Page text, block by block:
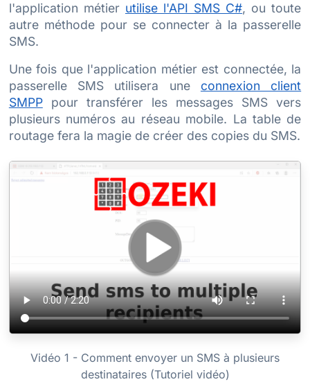
l'application métier utilise l'API SMS C#, ou toute
autre méthode pour se connecter à la passerelle
SMS.
Une fois que l'application métier est connectée, la
passerelle SMS utilisera une connexion client
SMPPpour transférer les messages SMS vers
plusieurs numéros au réseau mobile. La table de
routage fera la magie de créer des copies du SMS.
Vidéo 1 - Comment envoyer un SMS à plusieurs
destinataires (Tutoriel vidéo)